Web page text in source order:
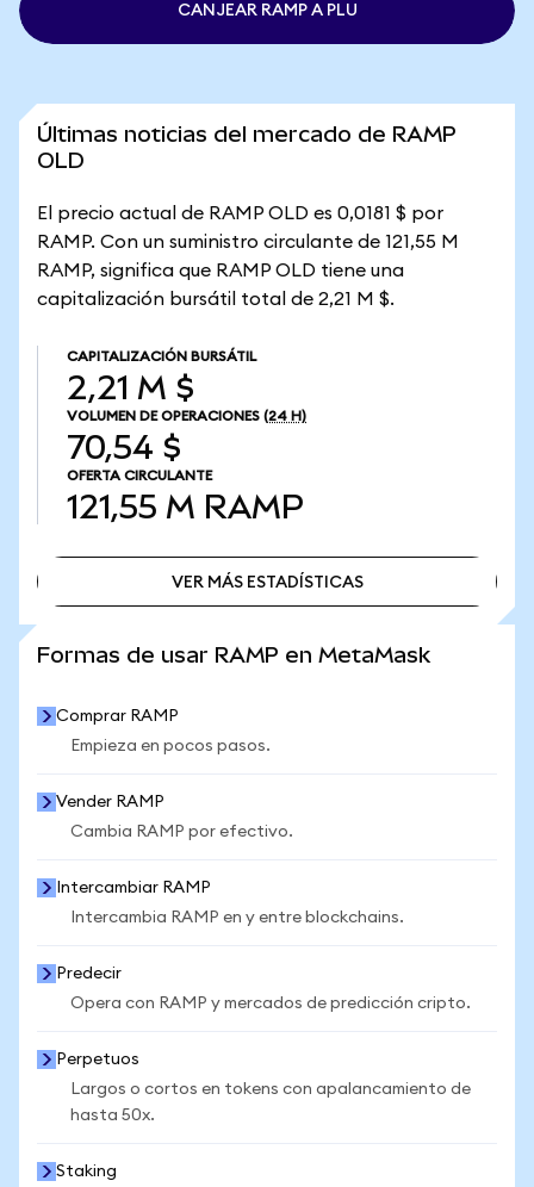
CANJEAR RAMP A PLU
Últimas noticias del mercado de RAMP
OLD
El precio actual de RAMP OLD es 0,0181 $ por
RAMP. Con un suministro circulante de 121,55 M
RAMP, significa que RAMP OLD tiene una
capitalización bursátil total de 2,21 M $.
CAPITALIZACIÓN BURSÁTIL
2,21 M $
VOLUMEN DE OPERACIONES (24 H)
70,54 $
OFERTA CIRCULANTE
121,55 M RAMP
VER MÁS ESTADÍSTICAS
Formas de usar RAMP en MetaMask
Comprar RAMP
Empieza en pocos pasos.
Vender RAMP
Cambia RAMP por efectivo.
Intercambiar RAMP
Intercambia RAMP en y entre blockchains.
Predecir
Opera con RAMP y mercados de predicción cripto.
Perpetuos
Largos o cortos en tokens con apalancamiento de
hasta 50x.
Staking